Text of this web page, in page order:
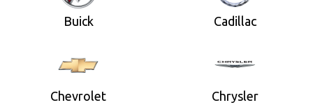
Buick Cadillac
Chevrolet Chrysler